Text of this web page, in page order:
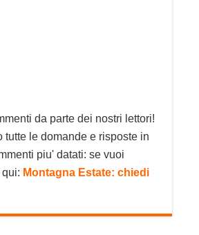
da parte dei nostri lettori!
le domande e risposte in
piu' datati: se vuoi
Montagna Estate: chiedi